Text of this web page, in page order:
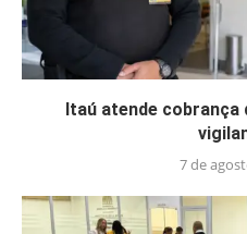
Itaú atende cobrança
7 de